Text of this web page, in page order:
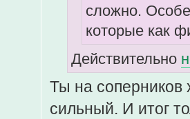
сложно.
которые как
Действительно
Ты на соперников
сильный. И итог